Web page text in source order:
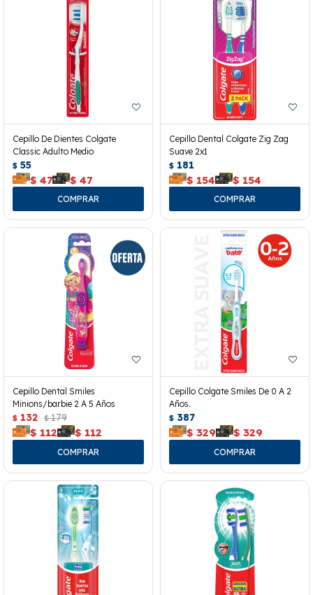
Cepillo De Dientes Colgate
Classic Adulto Medio
$ 55
$ 47 $ 47
Cepillo Dental Colgate Zig Zag
Suave 2x1
$ 181
$ 154 $ 154
Cepillo Dental Smiles
Minions/barbie 2 A 5 Años
$ 132 $ 179
$ 112 $ 112
Cepillo Colgate Smiles De 0 A 2
Años.
$ 387
$ 329 $ 329